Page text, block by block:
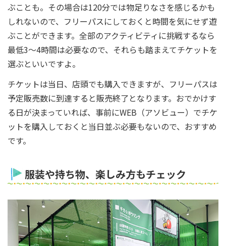
ぶことも。その場合は120分では物足りなさを感じるかも
しれないので、フリーパスにしておくと時間を気にせず遊
ぶことができます。全部のアクティビティに挑戦するなら
最低3～4時間は必要なので、それらも踏まえてチケットを
選ぶといいですよ。
チケットは当日、店頭でも購入できますが、フリーパスは
予定販売数に到達すると販売終了となります。おでかけす
る日が決まっていれば、事前にWEB（アソビュー）でチケ
ットを購入しておくと当日並ぶ必要もないので、おすすめ
です。
服装や持ち物、楽しみ方もチェック